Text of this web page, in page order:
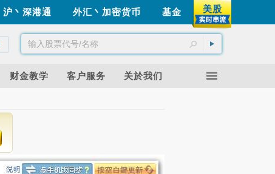
美股
基金
外汇丶加密货币
沪丶深港通
财金教学 客户服务 关於我们